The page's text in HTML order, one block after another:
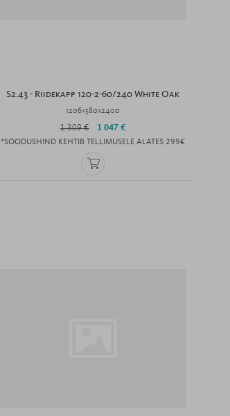
S2.43 - Riidekapp 120-2-60/240 White Oak
1206x580x2400
1 309 € 1 047 €
*SOODUSHIND KEHTIB TELLIMUSELE ALATES 299€